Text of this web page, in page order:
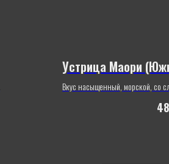
Устрица Маори
Вкус насыщенный, морской, со